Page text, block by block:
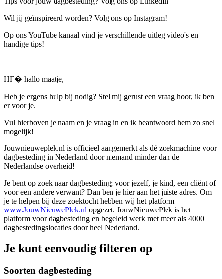
Wil jij geïnspireerd worden? Volg ons op Instagram!
Op ons YouTube kanaal vind je verschillende uitleg video's en
handige tips!
HГ� hallo maatje,
Heb je ergens hulp bij nodig? Stel mij gerust een vraag hoor, ik ben
er voor je.
Vul hierboven je naam en je vraag in en ik beantwoord hem zo snel
mogelijk!
Jouwnieuweplek.nl is officieel aangemerkt als dé zoekmachine voor
dagbesteding in Nederland door niemand minder dan de
Nederlandse overheid!
Je bent op zoek naar dagbesteding; voor jezelf, je kind, een cliënt of
voor een andere verwant? Dan ben je hier aan het juiste adres. Om
je te helpen bij deze zoektocht hebben wij het platform
www.JouwNieuwePlek.nl opgezet. JouwNieuwePlek is het
platform voor dagbesteding en begeleid werk met meer als 4000
dagbestedingslocaties door heel Nederland.
Je kunt eenvoudig filteren op
Soorten dagbesteding